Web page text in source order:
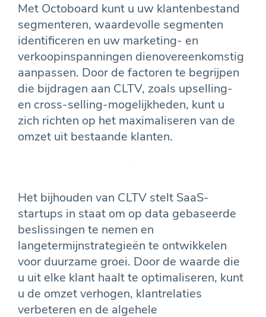
Met Octoboard kunt u uw klantenbestand
segmenteren, waardevolle segmenten
identificeren en uw marketing- en
verkoopinspanningen dienovereenkomstig
aanpassen. Door de factoren te begrijpen
die bijdragen aan CLTV, zoals upselling-
en cross-selling-mogelijkheden, kunt u
zich richten op het maximaliseren van de
omzet uit bestaande klanten.
Het bijhouden van CLTV stelt SaaS-
startups in staat om op data gebaseerde
beslissingen te nemen en
langetermijnstrategieën te ontwikkelen
voor duurzame groei. Door de waarde die
u uit elke klant haalt te optimaliseren, kunt
u de omzet verhogen, klantrelaties
verbeteren en de algehele